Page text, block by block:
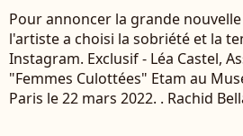
Pour annoncer la grande
l'artiste a choisi la sobriété et la
Instagram. Exclusif - Léa Castel,
"Femmes Culottées" Etam au
Paris le 22 mars 2022. . Rachid